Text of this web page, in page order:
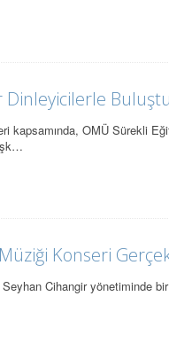
Dinleyicilerle Buluştu
kapsamında, OMÜ Sürekli
Konseri
Cihangir yönetiminde